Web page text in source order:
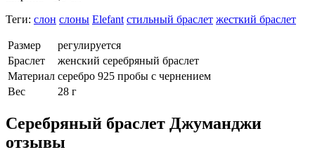
Теги: слон слоны Elefant стильный браслет жесткий браслет
Размер
регулируется
Браслет
женский серебряный браслет
Материал серебро 925 пробы с чернением
Вес
28 г
Серебряный браслет Джуманджи
отзывы